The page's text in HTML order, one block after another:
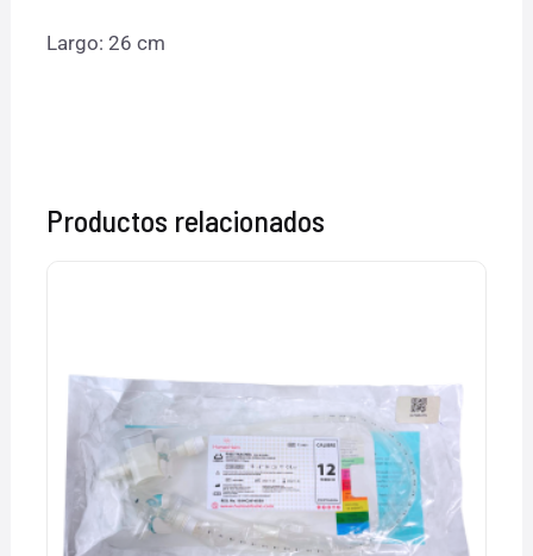
Largo: 26 cm
Productos relacionados